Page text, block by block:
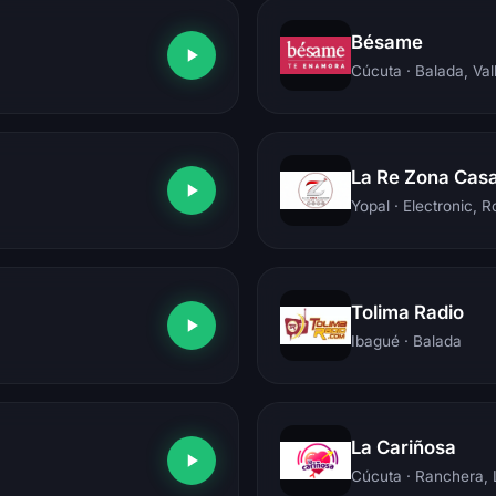
Bésame
Cúcuta · Balada,
La Re Zona
Yopal · Electronic,
Tolima Radio
Ibagué · Balada
La Cariñosa
Cúcuta · Ranchera,